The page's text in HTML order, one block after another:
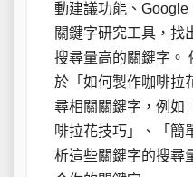
動建議功能、
關鍵字研究工具，找
搜尋量高的關鍵字。
於「如何製作咖啡拉
尋相關關鍵字，例如
啡拉花技巧」、「簡
析這些關鍵字的搜尋